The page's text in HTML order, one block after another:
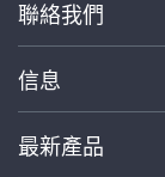
聯絡我們
信息
最新產品